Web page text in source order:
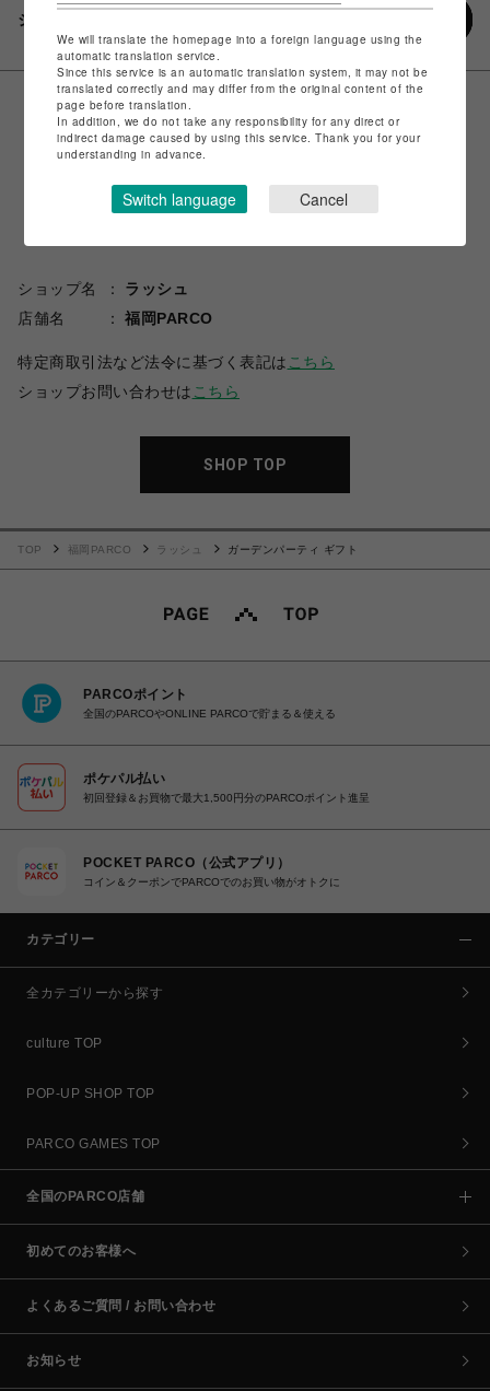
シェアする
ショップ名
ラッシュ
店舗名
福岡PARCO
特定商取引法など法令に基づく表記は こちら
ショップお問い合わせは こちら
SHOP TOP
TOP 福岡PARCO ラッシュ ガーデンパーティ ギフト
PARCOポイント
全国のPARCOやONLINE PARCOで貯まる＆使える
ポケパル払い
初回登録＆お買物で最大1,500円分のPARCOポイント進呈
POCKET PARCO（公式アプリ）
コイン＆クーポンでPARCOでのお買い物がオトクに
カテゴリー
全カテゴリーから探す
culture TOP
POP-UP SHOP TOP
PARCO GAMES TOP
全国のPARCO店舗
初めてのお客様へ
よくあるご質問 / お問い合わせ
お知らせ
We will translate the homepage into a foreign language using the
automatic translation service.
Since this service is an automatic translation system, it may not be
translated correctly and may differ from the original content of the
page before translation.
In addition, we do not take any responsibility for any direct or
indirect damage caused by using this service. Thank you for your
understanding in advance.
Switch language Cancel